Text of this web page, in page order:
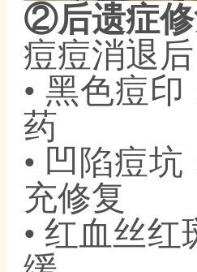
②后遗症修
痘痘消退
• 黑色痘
药
• 凹陷痘坑
充修复
• 红血丝